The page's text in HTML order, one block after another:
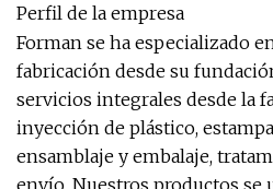
Perfil de la empresa
Forman se ha especializado
fabricación desde su
servicios integrales desde la
inyección de plástico,
ensamblaje y embalaje,
envío. Nuestros productos